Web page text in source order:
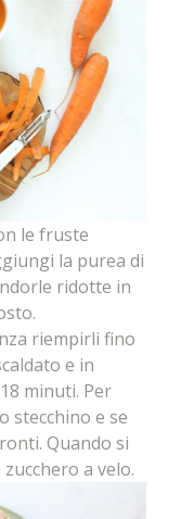
le fruste
la purea di
ridotte in
riempirli fino
e in
minuti. Per
stecchino e se
Quando si
a velo.